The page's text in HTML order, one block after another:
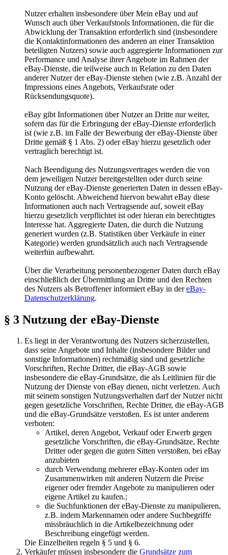
Nutzer erhalten insbesondere über Mein eBay und auf
Wunsch auch über Verkaufstools Informationen, die für die
Abwicklung der Transaktion erforderlich sind (insbesondere
die Kontaktinformationen des anderen an einer Transaktion
beteiligten Nutzers) sowie auch aggregierte Informationen zur
Performance und Analyse ihrer Angebote im Rahmen der
eBay-Dienste, die teilweise auch in Relation zu den Daten
anderer Nutzer der eBay-Dienste stehen (wie z.B. Anzahl der
Impressions eines Angebots, Verkaufsrate oder
Rücksendungsquote).
eBay gibt Informationen über Nutzer an Dritte nur weiter,
sofern das für die Erbringung der eBay-Dienste erforderlich
ist (wie z.B. im Falle der Bewerbung der eBay-Dienste über
Dritte gemäß § 1 Abs. 2) oder eBay hierzu gesetzlich oder
vertraglich berechtigt ist.
Nach Beendigung des Nutzungsvertrages werden die von
dem jeweiligen Nutzer bereitgestellten oder durch seine
Nutzung der eBay-Dienste generierten Daten in dessen eBay-
Konto gelöscht. Abweichend hiervon bewahrt eBay diese
Informationen auch nach Vertragsende auf, soweit eBay
hierzu gesetzlich verpflichtet ist oder hieran ein berechtigtes
Interesse hat. Aggregierte Daten, die durch die Nutzung
generiert wurden (z.B. Statistiken über Verkäufe in einer
Kategorie) werden grundsätzlich auch nach Vertragsende
weiterhin aufbewahrt.
Über die Verarbeitung personenbezogener Daten durch eBay
einschließlich der Übermittlung an Dritte und den Rechten
des Nutzers als Betroffener informiert eBay in dereBay-
Datenschutzerklärung.
§ 3 Nutzung der eBay-Dienste
Es liegt in der Verantwortung des Nutzers sicherzustellen,
dass seine Angebote und Inhalte (insbesondere Bilder und
sonstige Informationen) rechtmäßig sind und gesetzliche
Vorschriften, Rechte Dritter, die eBay-AGB sowie
insbesondere die eBay-Grundsätze, die als Leitlinien für die
Nutzung der Dienste von eBay dienen, nicht verletzen. Auch
mit seinem sonstigen Nutzungsverhalten darf der Nutzer nicht
gegen gesetzliche Vorschriften, Rechte Dritter, die eBay-AGB
und die eBay-Grundsätze verstoßen. Es ist unter anderem
verboten:
Artikel, deren Angebot, Verkauf oder Erwerb gegen
gesetzliche Vorschriften, die eBay-Grundsätze, Rechte
Dritter oder gegen die guten Sitten verstoßen, bei eBay
anzubieten
durch Verwendung mehrerer eBay-Konten oder im
Zusammenwirken mit anderen Nutzern die Preise
eigener oder fremder Angebote zu manipulieren oder
eigene Artikel zu kaufen.;
die Suchfunktionen der eBay-Dienste zu manipulieren,
z.B. indem Markennamen oder andere Suchbegriffe
missbräuchlich in die Artikelbezeichnung oder
Beschreibung eingefügt werden.
Die Einzelheiten regeln § 5 und § 6.
Verkäufer müssen insbesondere die Grundsätze zum